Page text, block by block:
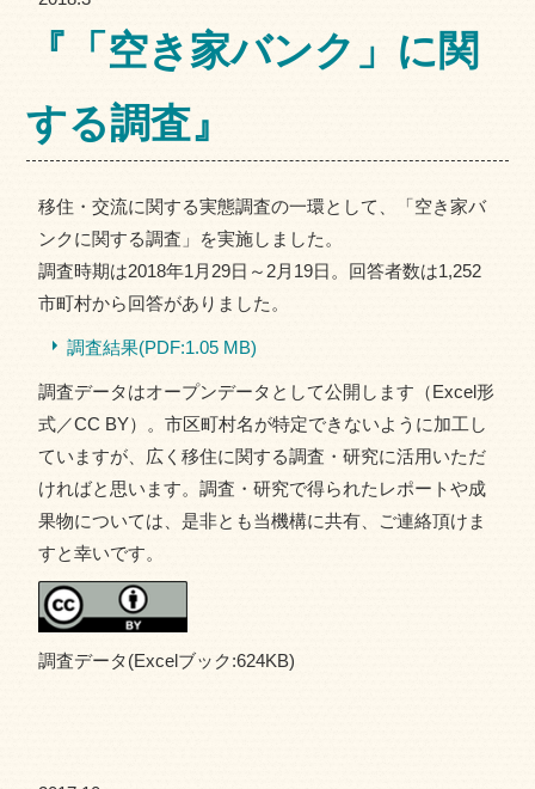
『「空き家バンク」に関
する調査』
移住・交流に関する実態調査の一環として、「空き家バ
ンクに関する調査」を実施しました。
調査時期は2018年1月29日～2月19日。回答者数は1,252
市町村から回答がありました。
調査結果(PDF:1.05 MB)
調査データはオープンデータとして公開します（Excel形
式／CC BY）。市区町村名が特定できないように加工し
ていますが、広く移住に関する調査・研究に活用いただ
ければと思います。調査・研究で得られたレポートや成
果物については、是非とも当機構に共有、ご連絡頂けま
すと幸いです。
調査データ(Excelブック:624KB)